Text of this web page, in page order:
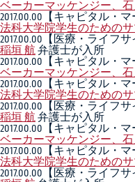
ベーカーマッケンジー、
2017.00.00 【キャピタル・マ
法科大学院学生のための
2017.00.00 【医療・ライフサ
稲垣 航弁護士が入所
2017.00.00 【キャピタル・マ
ベーカーマッケンジー、
2017.00.00 【キャピタル・マ
法科大学院学生のための
2017.00.00 【医療・ライフサ
稲垣 航弁護士が入所
2017.00.00 【キャピタル・マ
ベーカーマッケンジー、
2017.00.00 【キャピタル・マ
法科大学院学生のための
2017.00.00 【医療・ライフサ